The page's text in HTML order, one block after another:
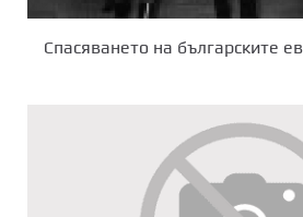
Спасяването на българските